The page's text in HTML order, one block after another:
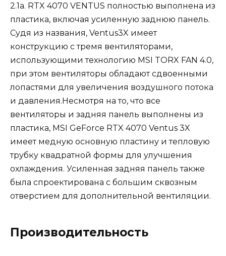
2.1a. RTX 4070 VENTUS полностью выполнена из
пластика, включая усиленную заднюю панель.
Судя из названия, Ventus3X имеет
конструкцию с тремя вентиляторами,
использующими технологию MSI TORX FAN 4.0,
при этом вентиляторы обладают сдвоенными
лопастями для увеличения воздушного потока
и давления.Несмотря на то, что все
вентиляторы и задняя панель выполнены из
пластика, MSI GeForce RTX 4070 Ventus 3X
имеет медную основную пластину и тепловую
трубку квадратной формы для улучшения
охлаждения. Усиленная задняя панель также
была спроектирована с большим сквозным
отверстием для дополнительной вентиляции.
Производительность